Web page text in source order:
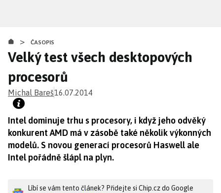
obsahu
> ČASOPIS
Velký test všech desktopových
procesorů
Michal Bareš16.07.2014
Intel dominuje trhu s procesory, i když jeho odvěký
konkurent AMD má v zásobě také několik výkonných
modelů. S novou generací procesorů Haswell ale
Intel pořádně šlápl na plyn.
Líbí se vám tento článek? Přidejte si Chip.cz do Google